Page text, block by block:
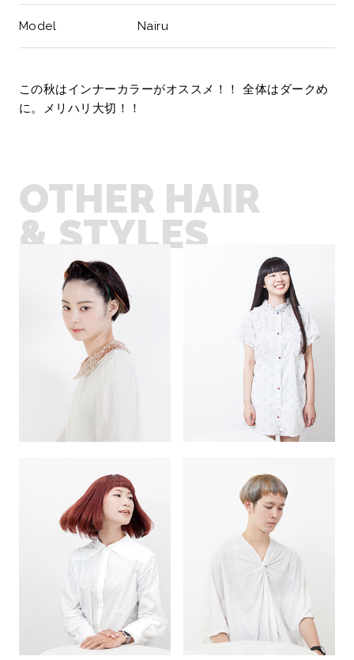
Model Nairu
この秋はインナーカラーがオススメ！！ 全体はダークめ
に。メリハリ大切！！
OTHER HAIR
& STYLES